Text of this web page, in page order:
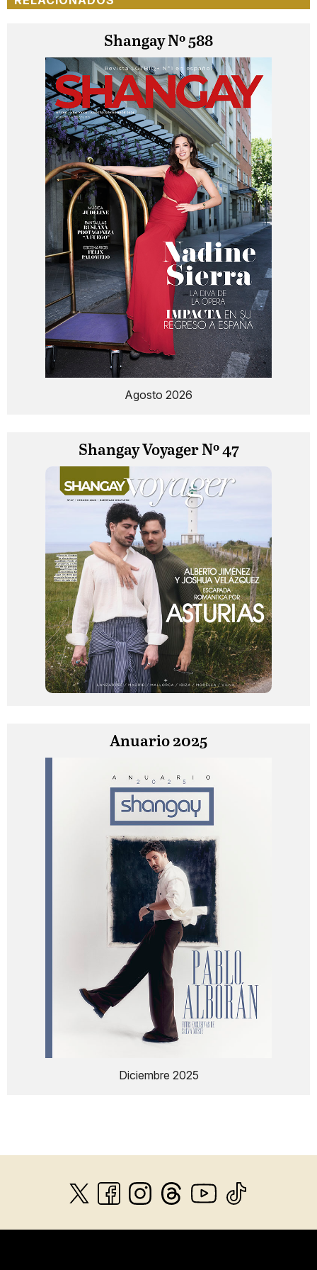
Shangay Nº 588
Agosto 2026
Shangay Voyager Nº 47
Anuario 2025
Diciembre 2025